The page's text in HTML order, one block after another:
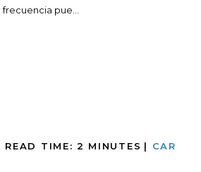
pue...
READ TIME: 2 MINUTES | CAR